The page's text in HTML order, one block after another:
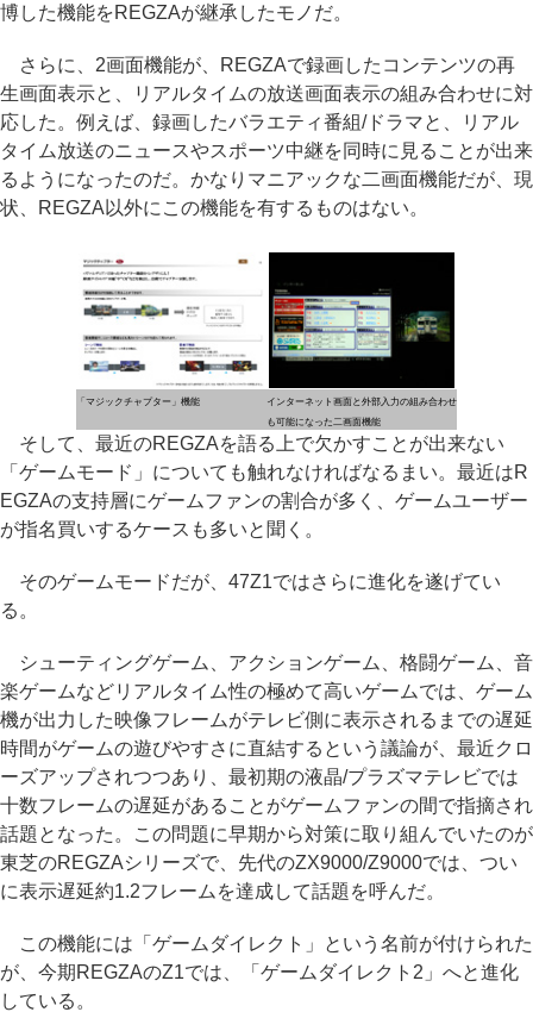
博した機能をREGZAが継承したモノだ。
さらに、2画面機能が、REGZAで録画したコンテンツの再
生画面表示と、リアルタイムの放送画面表示の組み合わせに対
応した。例えば、録画したバラエティ番組/ドラマと、リアル
タイム放送のニュースやスポーツ中継を同時に見ることが出来
るようになったのだ。かなりマニアックな二画面機能だが、現
状、REGZA以外にこの機能を有するものはない。
「マジックチャプター」機能
インターネット画面と外部入力の組み合わせ
も可能になった二画面機能
そして、最近のREGZAを語る上で欠かすことが出来ない
「ゲームモード」についても触れなければなるまい。最近はR
EGZAの支持層にゲームファンの割合が多く、ゲームユーザー
が指名買いするケースも多いと聞く。
そのゲームモードだが、47Z1ではさらに進化を遂げてい
る。
シューティングゲーム、アクションゲーム、格闘ゲーム、音
楽ゲームなどリアルタイム性の極めて高いゲームでは、ゲーム
機が出力した映像フレームがテレビ側に表示されるまでの遅延
時間がゲームの遊びやすさに直結するという議論が、最近クロ
ーズアップされつつあり、最初期の液晶/プラズマテレビでは
十数フレームの遅延があることがゲームファンの間で指摘され
話題となった。この問題に早期から対策に取り組んでいたのが
東芝のREGZAシリーズで、先代のZX9000/Z9000では、つい
に表示遅延約1.2フレームを達成して話題を呼んだ。
この機能には「ゲームダイレクト」という名前が付けられた
が、今期REGZAのZ1では、「ゲームダイレクト2」へと進化
している。